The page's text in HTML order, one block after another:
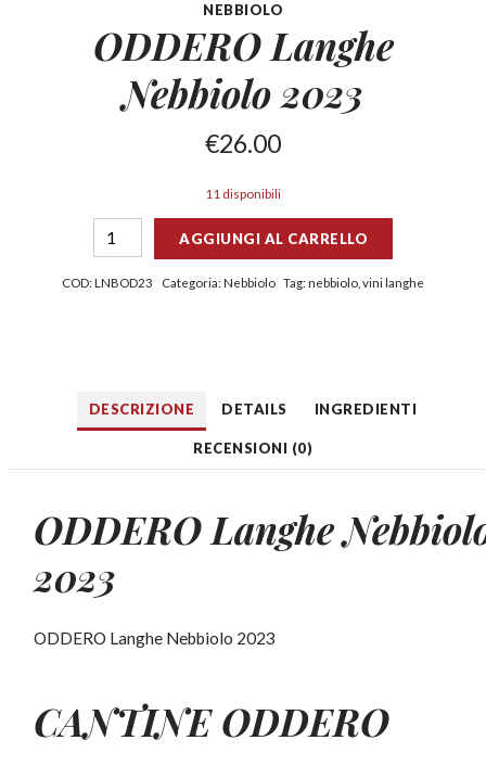
NEBBIOLO
ODDERO Langhe
Nebbiolo 2023
€26.00
11 disponibili
AGGIUNGI AL CARRELLO
COD: LNBOD23 Categoria: Nebbiolo Tag: nebbiolo vini langhe
DESCRIZIONE DETAILS INGREDIENTI
RECENSIONI (0)
ODDERO Langhe
2023
ODDERO Langhe Nebbiolo 2023
CANTINEODDERO